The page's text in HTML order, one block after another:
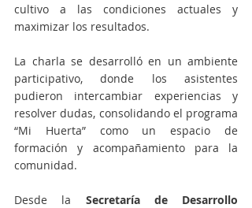
cultivo a las condiciones actuales y
maximizar los resultados.
La charla se desarrolló en un ambiente
participativo, donde los asistentes
pudieron intercambiar experiencias y
resolver dudas, consolidando el programa
“Mi Huerta” como un espacio de
formación y acompañamiento para la
comunidad.
Desde la Secretaría de Desarrollo